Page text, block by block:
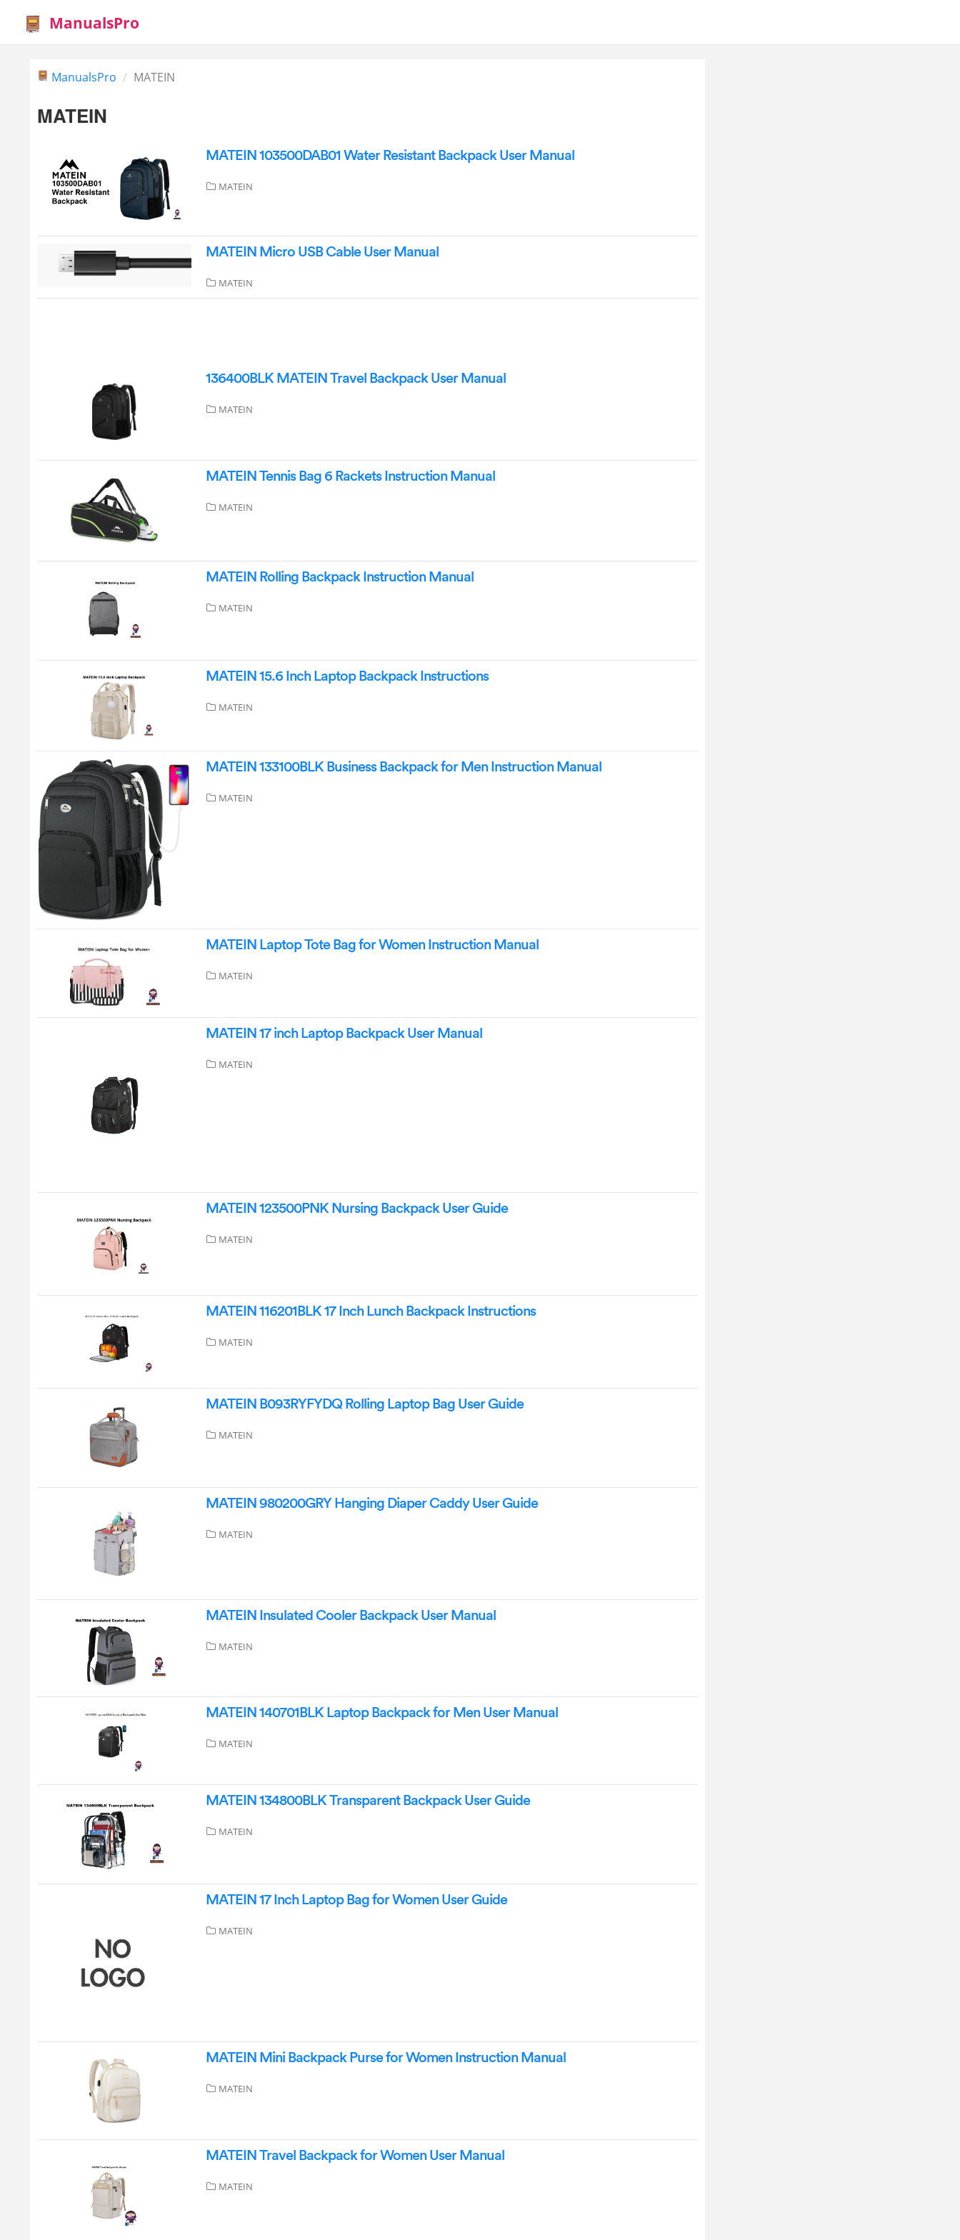
ManualsPro
ManualsPro MATEIN
MATEIN
MATEIN ‎103500DAB01 Water Resistant Backpack User Manual
MATEIN
MATEIN Micro USB Cable User Manual
MATEIN
136400BLK MATEIN Travel Backpack User Manual
MATEIN
MATEIN Tennis Bag 6 Rackets Instruction Manual
MATEIN
MATEIN Rolling Backpack Instruction Manual
MATEIN
MATEIN 15.6 Inch Laptop Backpack Instructions
MATEIN
MATEIN 133100BLK Business Backpack for Men Instruction Manual
MATEIN
MATEIN Laptop Tote Bag for Women Instruction Manual
MATEIN
MATEIN 17 inch Laptop Backpack User Manual
MATEIN
MATEIN 123500PNK Nursing Backpack User Guide
MATEIN
MATEIN 116201BLK 17 Inch Lunch Backpack Instructions
MATEIN
MATEIN B093RYFYDQ Rolling Laptop Bag User Guide
MATEIN
MATEIN 980200GRY Hanging Diaper Caddy User Guide
MATEIN
MATEIN Insulated Cooler Backpack User Manual
MATEIN
MATEIN 140701BLK Laptop Backpack for Men User Manual
MATEIN
MATEIN 134800BLK Transparent Backpack User Guide
MATEIN
MATEIN 17 Inch Laptop Bag for Women User Guide
MATEIN
MATEIN Mini Backpack Purse for Women Instruction Manual
MATEIN
MATEIN Travel Backpack for Women User Manual
MATEIN